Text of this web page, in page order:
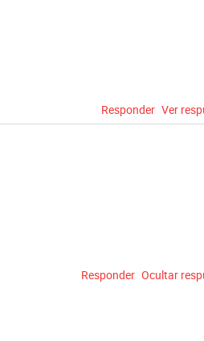
Responder Ver
Responder Ocultar